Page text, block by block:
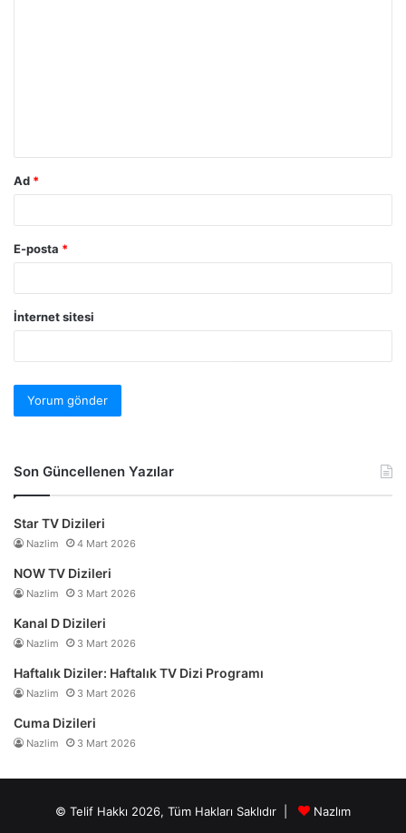
Ad *
E-posta *
İnternet sitesi
Son Güncellenen Yazılar
Star TV Dizileri
Nazlim 4 Mart 2026
NOW TV Dizileri
Nazlim 3 Mart 2026
Kanal D Dizileri
Nazlim 3 Mart 2026
Haftalık Diziler: Haftalık TV Dizi Programı
Nazlim 3 Mart 2026
Cuma Dizileri
Nazlim 3 Mart 2026
© Telif Hakkı 2026, Tüm Hakları Saklıdır |
Nazlım